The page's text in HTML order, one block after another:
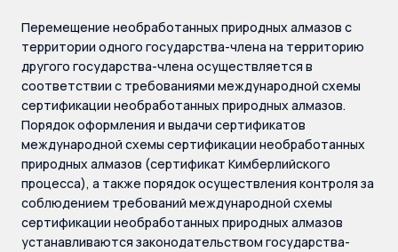
Перемещение необработанных природных алмазов с
территории одного государства-члена на территорию
другого государства-члена осуществляется в
соответствии с требованиями международной схемы
сертификации необработанных природных алмазов.
Порядок оформления и выдачи сертификатов
международной схемы сертификации необработанных
природных алмазов (сертификат Кимберлийского
процесса), а также порядок осуществления контроля за
соблюдением требований международной схемы
сертификации необработанных природных алмазов
устанавливаются законодательством государства-